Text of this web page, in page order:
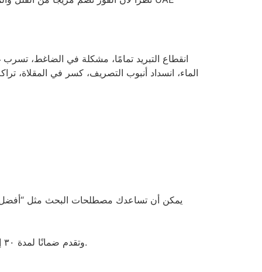
انقطاع التبريد تمامًا، مشكلة في الضاغط،
الماء، انسداد أنبوب التصريف، كسر في المقلاة،
يمكن أن تساعدك مصطلحات البحث مثل “أفضل
الخدمة التي تستخدم قطع غيار أصلية (OEM) وتقدم ضمانًا لمدة ٣٠ إلى ٩٠ يومًا على الأقل أكثر موثوقية من خدمة “كما هي” بأسعار زهيدة للغاية.